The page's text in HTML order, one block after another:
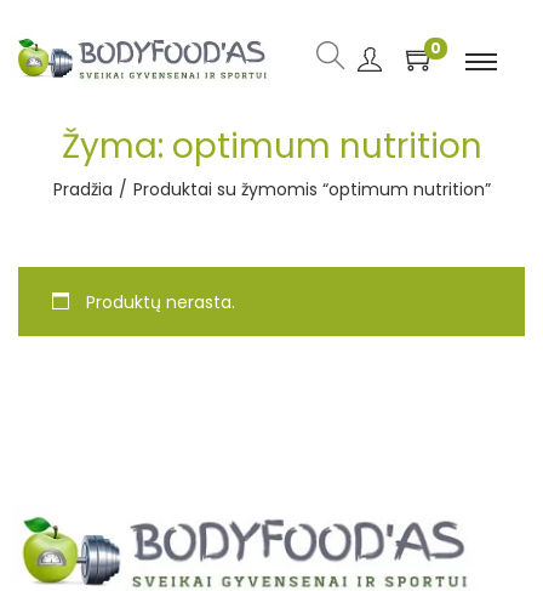
0
Žyma: optimum nutrition
Pradžia / Produktai su žymomis “optimum nutrition”
Produktų nerasta.